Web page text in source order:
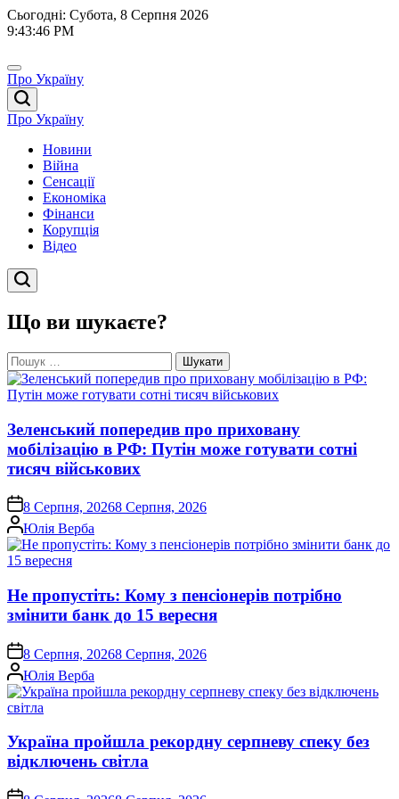
Перейти
до
Сьогодні: Субота, 8 Серпня 2026
9:43:47 PM
Про Україну
Про Україну
Новини
Війна
Сенсації
Економіка
Фінанси
Корупція
Відео
Що ви шукаєте?
Пошук:
Зеленський попередив про приховану
мобілізацію в РФ: Путін може готувати сотні
тисяч військових
on8 Серпня, 20268 Серпня, 2026
Опубліковано
Юлія Верба
Не пропустіть: Кому з пенсіонерів потрібно
змінити банк до 15 вересня
on8 Серпня, 20268 Серпня, 2026
Опубліковано
Юлія Верба
Україна пройшла рекордну серпневу спеку без
відключень світла
on